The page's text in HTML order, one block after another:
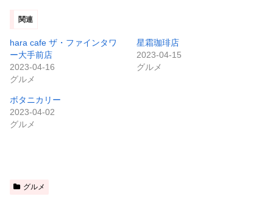
関連
hara cafe ザ・ファインタワ
ー大手前店
2023-04-16
グルメ
星霜珈琲店
2023-04-15
グルメ
ボタニカリー
2023-04-02
グルメ
グルメ